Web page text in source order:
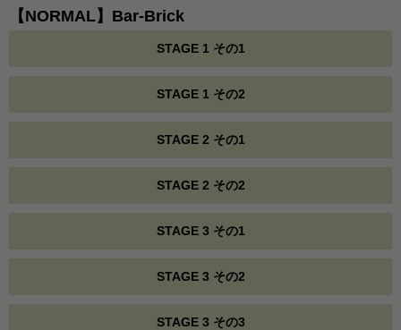
【NORMAL】Bar-Brick
STAGE 1 その1
STAGE 1 その2
STAGE 2 その1
STAGE 2 その2
STAGE 3 その1
STAGE 3 その2
STAGE 3 その3